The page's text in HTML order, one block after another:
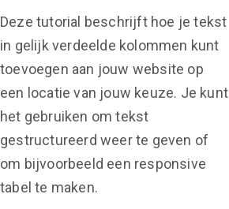
Deze tutorial beschrijft hoe je tekst
in gelijk verdeelde kolommen kunt
toevoegen aan jouw website op
een locatie van jouw keuze. Je kunt
het gebruiken om tekst
gestructureerd weer te geven of
om bijvoorbeeld een responsive
tabel te maken.